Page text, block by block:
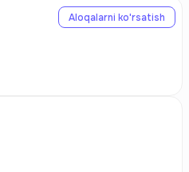
Aloqalarni ko'rsatish